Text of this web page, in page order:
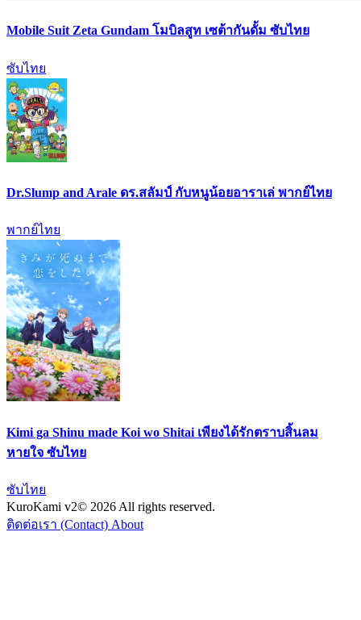
Mobile Suit Zeta Gundam โมบิลสูท เซต้ากันดั้ม ซับไทย
ซับไทย
Dr.Slump and Arale ดร.สลัมป์ กับหนูน้อยอาราเล่ พากย์ไทย
พากย์ไทย
Kimi ga Shinu made Koi wo Shitai เพียงได้รักตราบสิ้นลม
หายใจ ซับไทย
ซับไทย
KuroKami v2© 2026 All rights reserved.
ติดต่อเรา (Contact) About